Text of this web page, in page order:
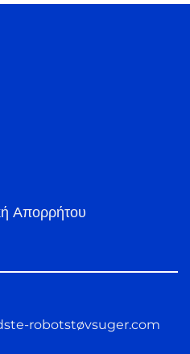
Απορρήτου
robotstøvsuger.com